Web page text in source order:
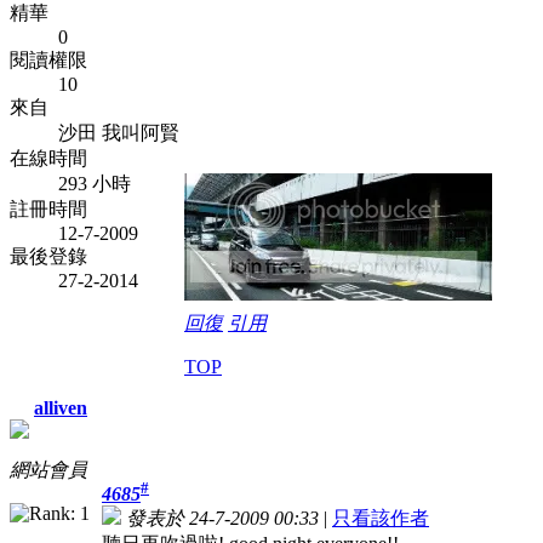
精華
0
閱讀權限
10
來自
沙田 我叫阿賢
在線時間
293 小時
註冊時間
12-7-2009
最後登錄
27-2-2014
回復 引用
TOP
alliven
網站會員
4685#
發表於 24-7-2009 00:33 | 只看該作者